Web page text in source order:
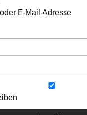
E-Mail-Adresse